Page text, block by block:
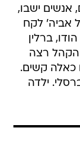
אנשים ישבו,
אביה' לקח
ברלין
הקהל רצה
כאלה קשים.
ילדה